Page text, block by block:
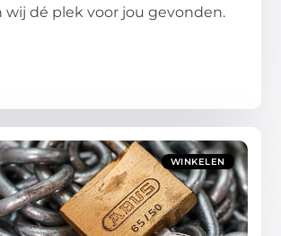
wij dé plek voor jou gevonden.
WINKELEN